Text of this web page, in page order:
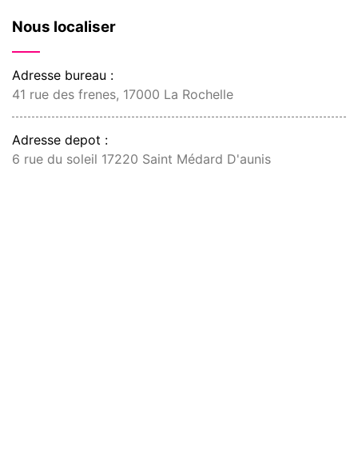
Nous localiser
Adresse bureau :
41 rue des frenes, 17000 La Rochelle
Adresse depot :
6 rue du soleil 17220 Saint Médard D'aunis